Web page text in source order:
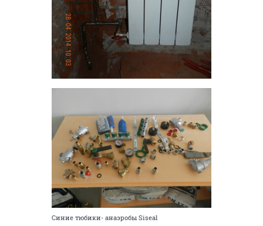
Синие тюбики- анаэробы Siseal